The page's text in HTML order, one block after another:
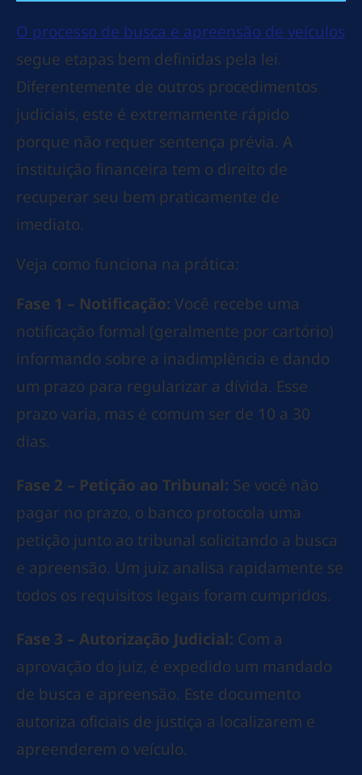
O processo de busca e apreensão de veículos
segue etapas bem definidas pela lei.
Diferentemente de outros procedimentos
judiciais, este é extremamente rápido
porque não requer sentença prévia. A
instituição financeira tem o direito de
recuperar seu bem praticamente de
imediato.
Veja como funciona na prática:
Fase 1 – Notificação: Você recebe uma
notificação formal (geralmente por cartório)
informando sobre a inadimplência e dando
um prazo para regularizar a dívida. Esse
prazo varia, mas é comum ser de 10 a 30
dias.
Fase 2 – Petição ao Tribunal: Se você não
pagar no prazo, o banco protocola uma
petição junto ao tribunal solicitando a busca
e apreensão. Um juiz analisa rapidamente se
todos os requisitos legais foram cumpridos.
Fase 3 – Autorização Judicial: Com a
aprovação do juiz, é expedido um mandado
de busca e apreensão. Este documento
autoriza oficiais de justiça a localizarem e
apreenderem o veículo.